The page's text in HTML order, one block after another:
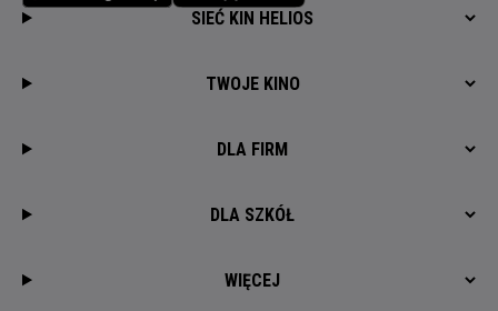
SIEĆ KIN HELIOS
TWOJE KINO
DLA FIRM
DLA SZKÓŁ
WIĘCEJ